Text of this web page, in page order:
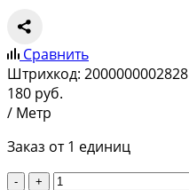
Сравнить
Штрихкод: 2000000002828
180 руб.
/ Метр
Заказ от 1 единиц
- +